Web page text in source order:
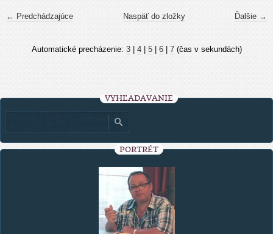
← Predchádzajúce Ďalšie →
Naspäť do zložky
Automatické precházenie: 3| 4| 5| 6| 7(čas v sekundách)
VYHĽADÁVANIE
PORTRÉT